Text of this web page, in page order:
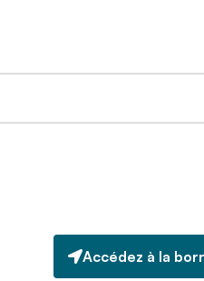
Accédez à la